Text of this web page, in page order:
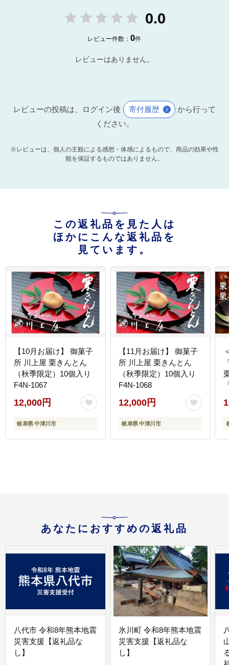
0.0
レビュー件数：0件
レビューはありません。
レビューの投稿は、ログイン後 寄付履歴
から行って
ください。
※レビューは、個人の主観による感想・体感によるもので、商品の効果や性
能を保証するものではありません。
この返礼品を見た人は
ほかにこんな返礼品を
見ています。
【10月お届け】 御菓子
所 川上屋 栗きんとん
（秋季限定）10個入り
F4N-1067
12,000円
岐阜県 中津川市
【11月お届け】 御菓子
所 川上屋 栗きんとん
（秋季限定）10個入り
F4N-1068
12,000円
岐阜県 中津川市
あなたにおすすめの返礼品
八代市 令和8年熊本地震
災害支援【返礼品な
し】
氷川町 令和8年熊本地震
災害支援【返礼品な
し】